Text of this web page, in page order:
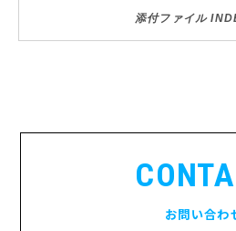
添付ファイル
お問い合わ